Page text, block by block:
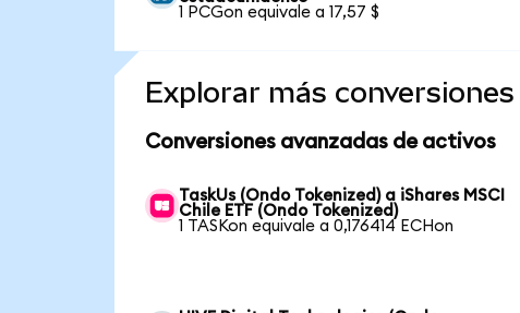
1 PCGon equivale a 17,57 $
Explorar más conversiones
Conversiones avanzadas de activos
TaskUs (Ondo Tokenized) a iShares MSCI
Chile ETF (Ondo Tokenized)
1 TASKon equivale a 0,176414 ECHon